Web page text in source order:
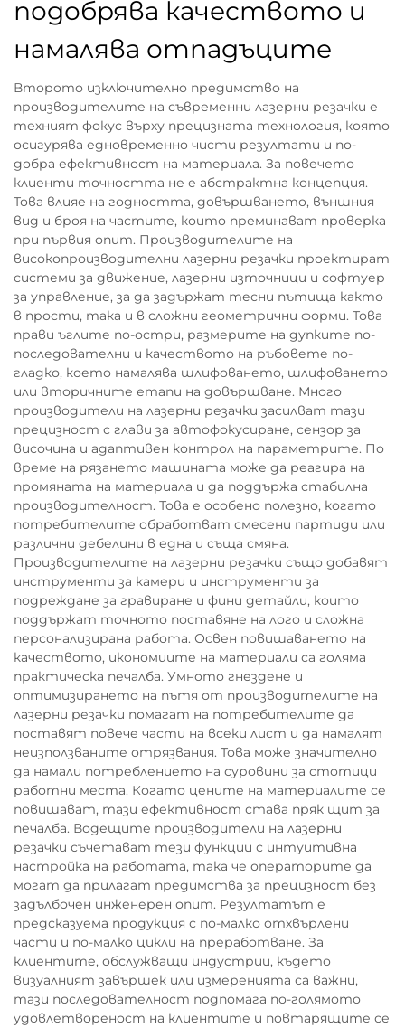
подобрява качеството и
намалява отпадъците
Второто изключително предимство на
производителите на съвременни лазерни резачки е
техният фокус върху прецизната технология, която
осигурява едновременно чисти резултати и по-
добра ефективност на материала. За повечето
клиенти точността не е абстрактна концепция.
Това влияе на годността, довършването, външния
вид и броя на частите, които преминават проверка
при първия опит. Производителите на
високопроизводителни лазерни резачки проектират
системи за движение, лазерни източници и софтуер
за управление, за да задържат тесни пътища както
в прости, така и в сложни геометрични форми. Това
прави ъглите по-остри, размерите на дупките по-
последователни и качеството на ръбовете по-
гладко, което намалява шлифоването, шлифоването
или вторичните етапи на довършване. Много
производители на лазерни резачки засилват тази
прецизност с глави за автофокусиране, сензор за
височина и адаптивен контрол на параметрите. По
време на рязането машината може да реагира на
промяната на материала и да поддържа стабилна
производителност. Това е особено полезно, когато
потребителите обработват смесени партиди или
различни дебелини в една и съща смяна.
Производителите на лазерни резачки също добавят
инструменти за камери и инструменти за
подреждане за гравиране и фини детайли, които
поддържат точното поставяне на лого и сложна
персонализирана работа. Освен повишаването на
качеството, икономиите на материали са голяма
практическа печалба. Умното гнездене и
оптимизирането на пътя от производителите на
лазерни резачки помагат на потребителите да
поставят повече части на всеки лист и да намалят
неизползваните отрязвания. Това може значително
да намали потреблението на суровини за стотици
работни места. Когато цените на материалите се
повишават, тази ефективност става пряк щит за
печалба. Водещите производители на лазерни
резачки съчетават тези функции с интуитивна
настройка на работата, така че операторите да
могат да прилагат предимства за прецизност без
задълбочен инженерен опит. Резултатът е
предсказуема продукция с по-малко отхвърлени
части и по-малко цикли на преработване. За
клиентите, обслужващи индустрии, където
визуалният завършек или измеренията са важни,
тази последователност подпомага по-голямото
удовлетвореност на клиентите и повтарящите се